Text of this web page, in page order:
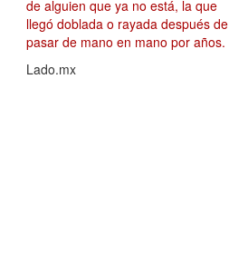
de alguien que ya no está, la que
llegó doblada o rayada después de
pasar de mano en mano por años.
Lado.mx